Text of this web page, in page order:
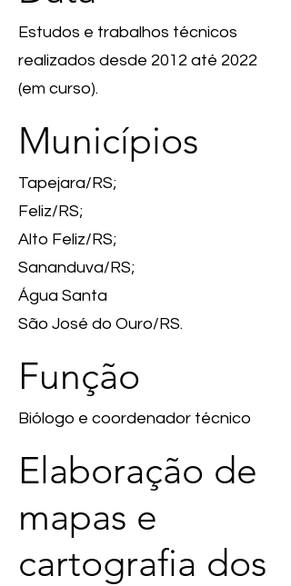
Estudos e trabalhos técnicos
realizados desde 2012 até 2022
(em curso).
Municípios
Tapejara/RS;
Feliz/RS;
Alto Feliz/RS;
Sananduva/RS;
Água Santa
São José do Ouro/RS.
Função
Biólogo e coordenador técnico
Elaboração de
mapas e
cartografia dos